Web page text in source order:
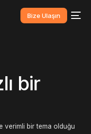
Bize Ulaşın
bir
verimli bir tema olduğu